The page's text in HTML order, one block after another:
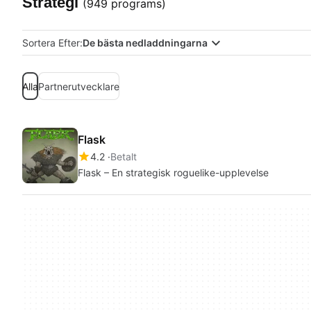
(949 programs)
Sortera Efter:De bästa nedladdningarna
AllaPartnerutvecklare
Flask
4.2 Betalt
Flask – En strategisk roguelike-upplevelse